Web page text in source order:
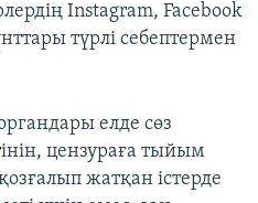
Instagram, Facebook
түрлі себептермен
елде сөз
цензураға тыйым
жатқан істерде